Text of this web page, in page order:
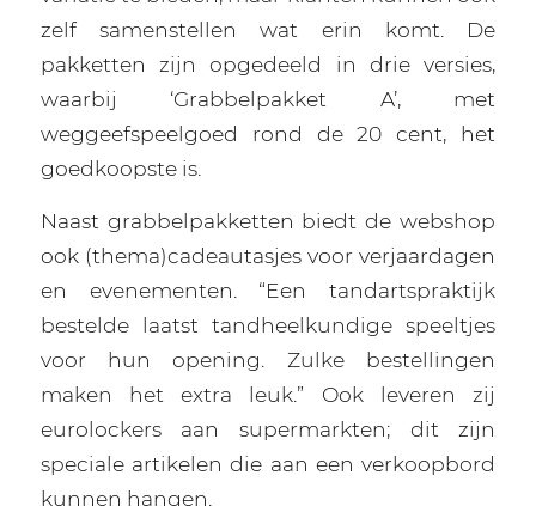
zelf samenstellen wat erin komt. De
pakketten zijn opgedeeld in drie versies,
waarbij ‘Grabbelpakket A’, met
weggeefspeelgoed rond de 20 cent, het
goedkoopste is.
Naast grabbelpakketten biedt de webshop
ook (thema)cadeautasjes voor verjaardagen
en evenementen. “Een tandartspraktijk
bestelde laatst tandheelkundige speeltjes
voor hun opening. Zulke bestellingen
maken het extra leuk.” Ook leveren zij
eurolockers aan supermarkten; dit zijn
speciale artikelen die aan een verkoopbord
kunnen hangen.